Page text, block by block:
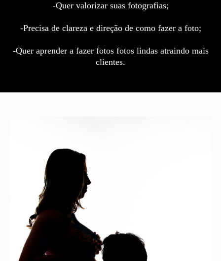
-Quer valorizar suas fotografias;
-Precisa de clareza e direção de como fazer a foto;
-Quer aprender a fazer fotos fotos lindas atraindo mais
clientes.